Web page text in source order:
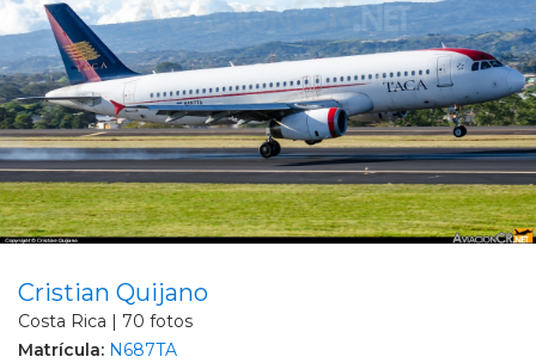
Cristian Quijano
Costa Rica | 70 fotos
Matrícula: N687TA